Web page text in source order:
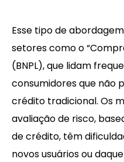
Esse tipo de
setores como o
(BNPL), que lidam
consumidores que não
crédito tradicional. Os
avaliação de risco,
de crédito, têm
novos usuários ou